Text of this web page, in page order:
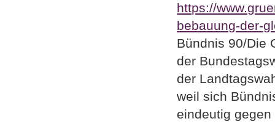
https://
bebauung-der-
Bündnis 90/Die
der
der
weil sich
eindeutig